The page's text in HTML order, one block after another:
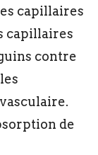
capillaires
capillaires
contre
de